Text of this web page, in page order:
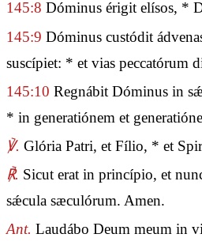
145:8 Dóminus érigit elísos, *
145:9 Dóminus custódit
suscípiet: * et vias peccatórum
145:10 Regnábit Dóminus in
* in generatiónem et
℣. Glória Patri, et Fílio, * et
℟. Sicut erat in princípio, et
sǽcula sæculórum. Amen.
Ant. Laudábo Deum meum in